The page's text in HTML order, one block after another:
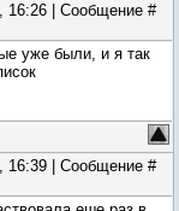
16:26 | Сообщение #
уже были, и я так
16:39 | Сообщение #